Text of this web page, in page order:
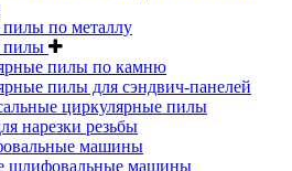
по металлу
пилы
пилы по камню
пилы для сэндвич-панелей
циркулярные пилы
нарезки резьбы
машины
шлифовальные машины